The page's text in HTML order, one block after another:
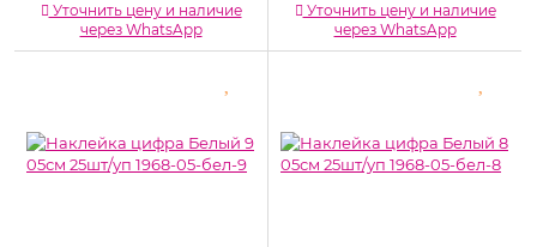
Уточнить цену и наличие
через WhatsApp
Уточнить цену и наличие
через WhatsApp